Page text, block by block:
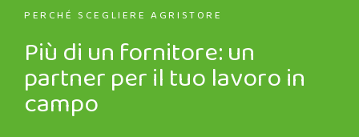
PERCHÉ SCEGLIERE AGRISTORE
Più di un fornitore: un
partner per il tuo lavoro in
campo